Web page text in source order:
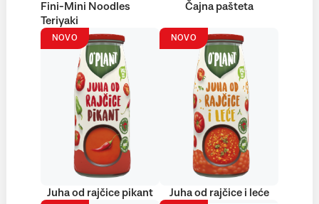
Fini-Mini Noodles
Teriyaki
Čajna pašteta
NOVO
Juha od rajčice pikant
NOVO
Juha od rajčice i leće